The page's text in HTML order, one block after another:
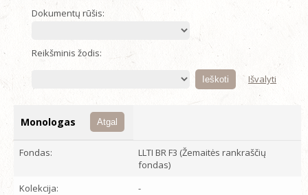
Dokumentų rūšis:
Reikšminis žodis:
Išvalyti
Monologas Atgal
Fondas:
LLTI BR F3 (Žemaitės rankraščių
fondas)
Kolekcija:
-